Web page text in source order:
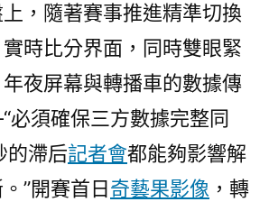
，隨著賽事推進精準切換
時比分界面，同時雙眼緊
夜屏幕與轉播車的數據傳
須確保三方數據完整同
的滯后記者會都能夠影響解
”開賽首日奇藝果影像 ，轉